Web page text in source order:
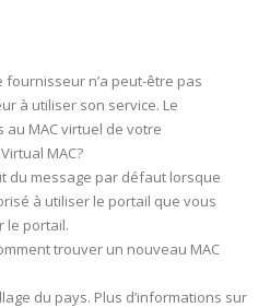
fournisseur n’a peut-être pas
à utiliser son service. Le
au MAC virtuel de votre
MAC?
du message par défaut lorsque
à utiliser le portail que vous
le portail.
trouver un nouveau MAC
du pays. Plus d’informations sur